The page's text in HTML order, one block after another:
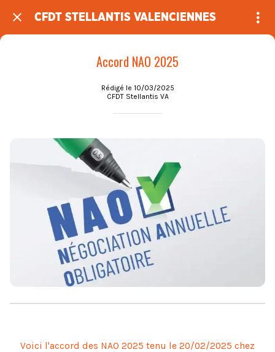
CFDT STELLANTIS VALENCIENNES
Accord NAO 2025
Rédigé le 10/03/2025
CFDT Stellantis VA
Voici l'accord des NAO 2025 tenu le 20/02/2025 chez